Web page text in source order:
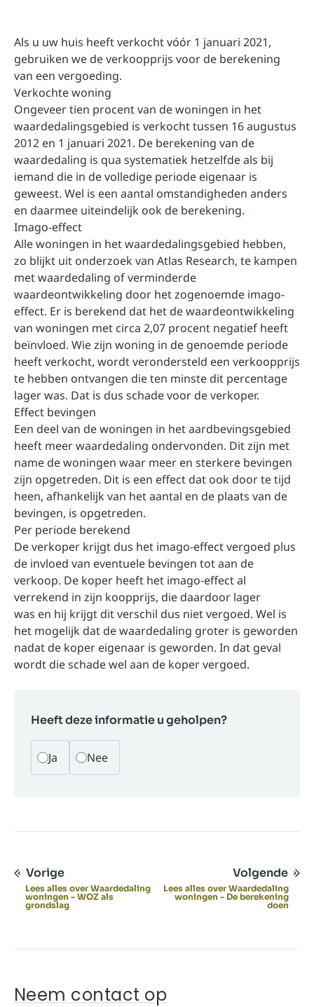
Als u uw huis heeft verkocht vóór 1 januari 2021,
gebruiken we de verkoopprijs voor de berekening
van een vergoeding.
Verkochte woning
Ongeveer tien procent van de woningen in het
waardedalingsgebied is verkocht tussen 16 augustus
2012 en 1 januari 2021. De berekening van de
waardedaling is qua systematiek hetzelfde als bij
iemand die in de volledige periode eigenaar is
geweest. Wel is een aantal omstandigheden anders
en daarmee uiteindelijk ook de berekening.
Imago-effect
Alle woningen in het waardedalingsgebied hebben,
zo blijkt uit onderzoek van Atlas Research, te kampen
met waardedaling of verminderde
waardeontwikkeling door het zogenoemde imago-
effect. Er is berekend dat het de waardeontwikkeling
van woningen met circa 2,07 procent negatief heeft
beïnvloed. Wie zijn woning in de genoemde periode
heeft verkocht, wordt verondersteld een verkoopprijs
te hebben ontvangen die ten minste dit percentage
lager was. Dat is dus schade voor de verkoper.
Effect bevingen
Een deel van de woningen in het aardbevingsgebied
heeft meer waardedaling ondervonden. Dit zijn met
name de woningen waar meer en sterkere bevingen
zijn opgetreden. Dit is een effect dat ook door te tijd
heen, afhankelijk van het aantal en de plaats van de
bevingen, is opgetreden.
Per periode berekend
De verkoper krijgt dus het imago-effect vergoed plus
de invloed van eventuele bevingen tot aan de
verkoop. De koper heeft het imago-effect al
verrekend in zijn koopprijs, die daardoor lager
was en hij krijgt dit verschil dus niet vergoed. Wel is
het mogelijk dat de waardedaling groter is geworden
nadat de koper eigenaar is geworden. In dat geval
wordt die schade wel aan de koper vergoed.
Heeft deze informatie u geholpen?
Ja Nee
Vorige
Lees alles over Waardedaling
woningen - WOZ als
grondslag
Volgende
Lees alles over Waardedaling
woningen - De berekening
doen
Neem contact op